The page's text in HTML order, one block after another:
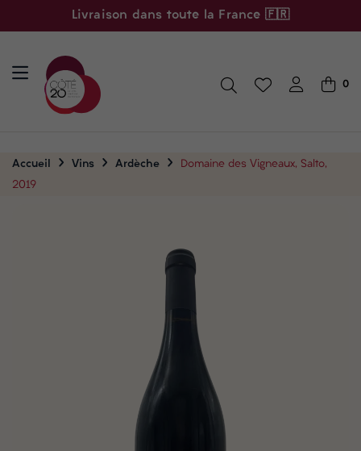
Livraison dans toute la France 🇫🇷
0
Accueil Vins Ardèche
Domaine des Vigneaux, Salto,
2019